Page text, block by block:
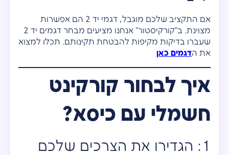
אם התקציב שלכם מוגבל, דגמי יד 2 הם אפשרות
מצוינת. ב"קורקיסטור" אנחנו מציעים מבחר דגמים יד 2
שעברו בדיקות מקיפות להבטחת תקינותם. תכלו למצוא
את הדגמים כאן
איך לבחור קורקינט
חשמלי עם כיסא?
1: הגדירו את הצרכים שלכם